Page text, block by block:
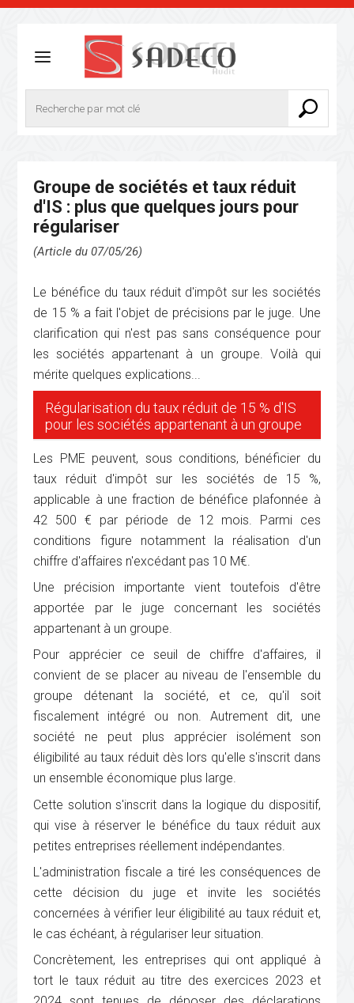
Groupe de sociétés et taux réduit
d'IS : plus que quelques jours pour
régulariser
(Article du 07/05/26)
Le bénéfice du taux réduit d'impôt sur les sociétés
de 15 % a fait l'objet de précisions par le juge. Une
clarification qui n'est pas sans conséquence pour
les sociétés appartenant à un groupe. Voilà qui
mérite quelques explications...
Régularisation du taux réduit de 15 % d'IS
pour les sociétés appartenant à un groupe
Les PME peuvent, sous conditions, bénéficier du
taux réduit d'impôt sur les sociétés de 15 %,
applicable à une fraction de bénéfice plafonnée à
42 500 € par période de 12 mois. Parmi ces
conditions figure notamment la réalisation d'un
chiffre d'affaires n'excédant pas 10 M€.
Une précision importante vient toutefois d'être
apportée par le juge concernant les sociétés
appartenant à un groupe.
Pour apprécier ce seuil de chiffre d'affaires, il
convient de se placer au niveau de l'ensemble du
groupe détenant la société, et ce, qu'il soit
fiscalement intégré ou non. Autrement dit, une
société ne peut plus apprécier isolément son
éligibilité au taux réduit dès lors qu'elle s'inscrit dans
un ensemble économique plus large.
Cette solution s'inscrit dans la logique du dispositif,
qui vise à réserver le bénéfice du taux réduit aux
petites entreprises réellement indépendantes.
L'administration fiscale a tiré les conséquences de
cette décision du juge et invite les sociétés
concernées à vérifier leur éligibilité au taux réduit et,
le cas échéant, à régulariser leur situation.
Concrètement, les entreprises qui ont appliqué à
tort le taux réduit au titre des exercices 2023 et